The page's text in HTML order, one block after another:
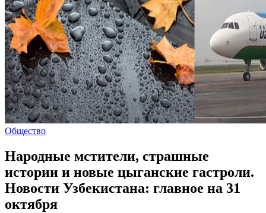
Общество
Народные мстители, страшные
истории и новые цыганские гастроли.
Новости Узбекистана: главное на 31
октября